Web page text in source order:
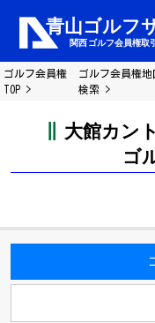
ゴルフ会員権
TOP
ゴルフ会員権地
検索
大館カン
ゴ